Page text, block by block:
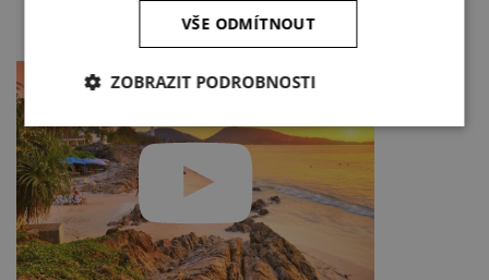
MAGAZÍN O CESTOVÁNÍ
VŠE ODMÍTNOUT
ZOBRAZIT PODROBNOSTI